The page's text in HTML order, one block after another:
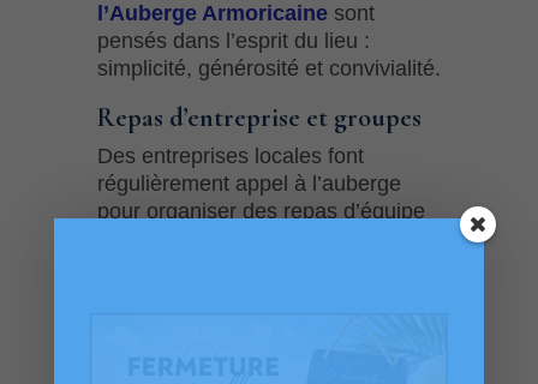
l’Auberge Armoricainesont
pensés dans l’esprit du lieu :
simplicité, générosité et convivialité.
Repas d’entreprise et groupes
Des entreprises locales font
régulièrement appel à l’auberge
pour organiser des repas d’équipe